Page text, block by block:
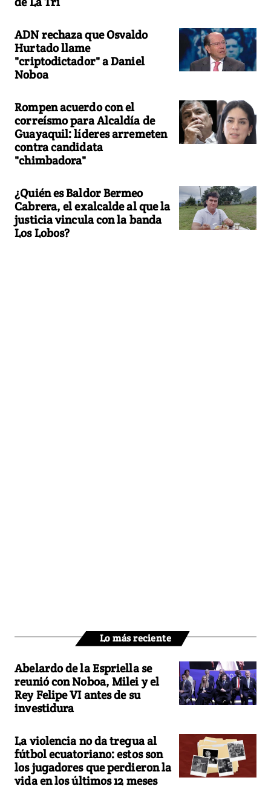
ADN rechaza que Osvaldo
Hurtado llame
"criptodictador" a Daniel
Noboa
Rompen acuerdo con el
correísmo para Alcaldía de
Guayaquil: líderes arremeten
contra candidata
"chimbadora"
¿Quién es Baldor Bermeo
Cabrera, el exalcalde al que la
justicia vincula con la banda
Los Lobos?
Lo más reciente
Abelardo de la Espriella se
reunió con Noboa, Milei y el
Rey Felipe VI antes de su
investidura
La violencia no da tregua al
fútbol ecuatoriano: estos son
los jugadores que perdieron la
vida en los últimos 12 meses